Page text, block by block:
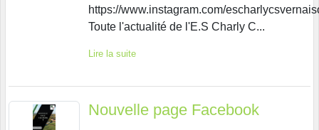
https://www.instagram.com/
Toute l'actualité de l'E.S Charly C...
Lire la suite
Nouvelle page Facebook